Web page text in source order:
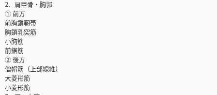
2．肩甲骨・胸郭
① 前方
前胸鎖靭帯
胸鎖乳突筋
小胸筋
前鋸筋
② 後方
僧帽筋（上部線維）
大菱形筋
小菱形筋